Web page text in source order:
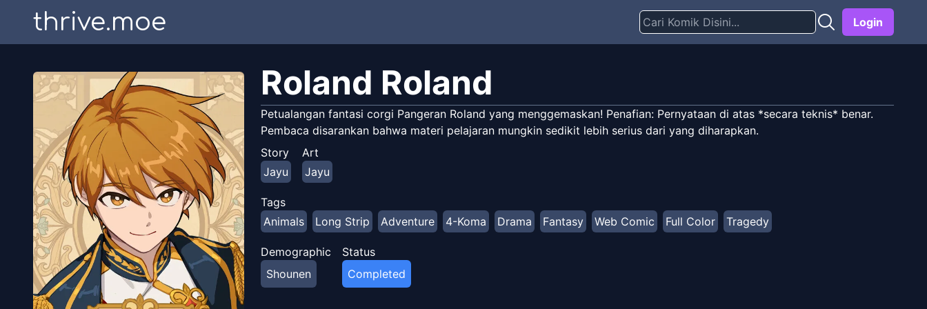
thrive.moe Login
Roland Roland
Petualangan fantasi corgi Pangeran Roland yang menggemaskan! Penafian: Pernyataan di atas *secara teknis* benar.
Pembaca disarankan bahwa materi pelajaran mungkin sedikit lebih serius dari yang diharapkan.
Story
Jayu
Art
Jayu
Tags
Animals
Long Strip Adventure 4-Koma Drama Fantasy Web Comic Full Color Tragedy
Demographic
Shounen
Status
Completed